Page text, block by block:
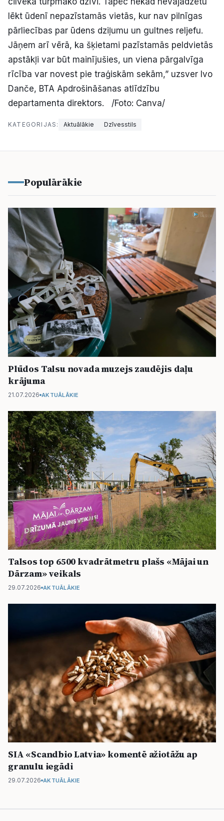
lēkt ūdenī nepazīstamās vietās, kur nav pilnīgas
pārliecības par ūdens dziļumu un gultnes reljefu.
Jāņem arī vērā, ka šķietami pazīstamās peldvietās
apstākļi var būt mainījušies, un viena pārgalvīga
rīcība var novest pie traģiskām sekām,” uzsver Ivo
Danče, BTA Apdrošināšanas atlīdzību
departamenta direktors. /Foto: Canva/
KATEGORIJAS: Aktuālākie Dzīvesstils
Populārākie
Plūdos Talsu novada muzejs zaudējis daļu
krājuma
21.07.2026 AKTUĀLĀKIE
Talsos top 6500 kvadrātmetru plašs «Mājai un
Dārzam» veikals
29.07.2026 AKTUĀLĀKIE
SIA «Scandbio Latvia» komentē ažiotāžu ap
granulu iegādi
29.07.2026 AKTUĀLĀKIE